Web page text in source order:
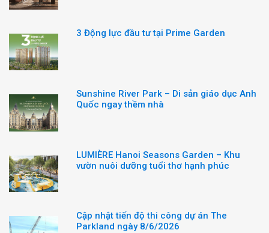
3 Động lực đầu tư tại Prime Garden
Sunshine River Park – Di sản giáo dục Anh
Quốc ngay thềm nhà
LUMIÈRE Hanoi Seasons Garden – Khu
vườn nuôi dưỡng tuổi thơ hạnh phúc
Cập nhật tiến độ thi công dự án The
Parkland ngày 8/6/2026